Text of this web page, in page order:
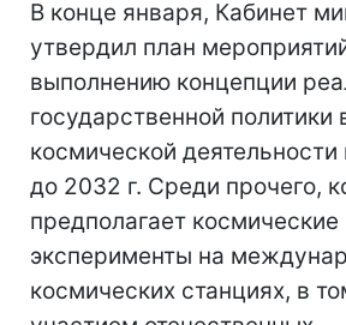
В конце января, Кабинет
утвердил план
выполнению концепции
государственной политики
космической
до 2032 г. Среди прочего,
предполагает космические
эксперименты на
космических станциях, в